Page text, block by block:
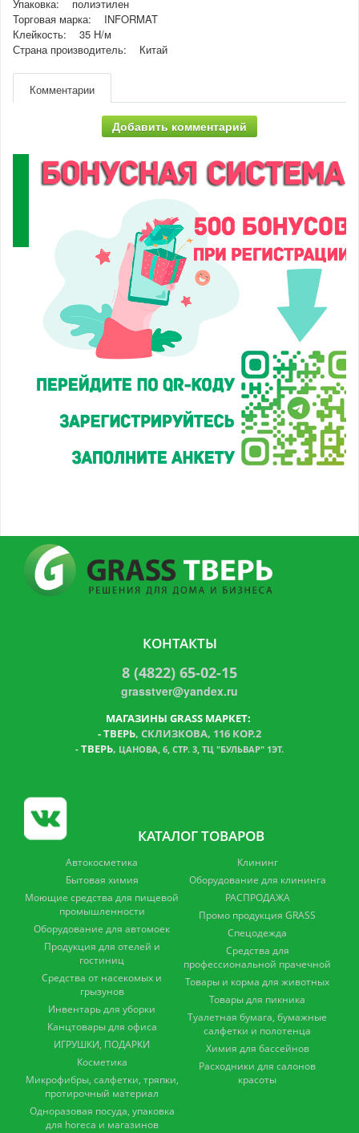
Упаковка: полиэтилен
Торговая марка: INFORMAT
Клейкость: 35 Н/м
Страна производитель: Китай
Комментарии
Добавить комментарий
КОНТАКТЫ
8 (4822) 65-02-15
grasstver@yandex.ru
МАГАЗИНЫ GRASS МАРКЕТ:
-ТВЕРЬ, СКЛИЗКОВА, 116 КОР.2
- ТВЕРЬ, ЦАНОВА, 6, СТР. 3, ТЦ "БУЛЬВАР" 1ЭТ.
КАТАЛОГ ТОВАРОВ
Автокосметика
Бытовая химия
Моющие средства для пищевой
промышленности
Оборудование для автомоек
Продукция для отелей и
гостиниц
Средства от насекомых и
грызунов
Инвентарь для уборки
Канцтовары для офиса
ИГРУШКИ, ПОДАРКИ
Косметика
Микрофибры, салфетки, тряпки,
протирочный материал
Одноразовая посуда, упаковка
для horeca и магазинов
Клининг
Оборудование для клининга
РАСПРОДАЖА
Промо продукция GRASS
Спецодежда
Средства для
профессиональной прачечной
Товары и корма для животных
Товары для пикника
Туалетная бумага, бумажные
салфетки и полотенца
Химия для бассейнов
Расходники для салонов
красоты